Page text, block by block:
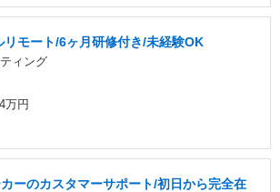
モート/6ヶ月研修付き/未経験OK
ィング
万円
ーのカスタマーサポート/初日から完全在